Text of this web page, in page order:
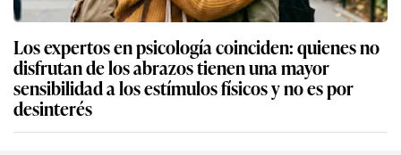
Los expertos en psicología coinciden: quienes no
disfrutan de los abrazos tienen una mayor
sensibilidad a los estímulos físicos y no es por
desinterés